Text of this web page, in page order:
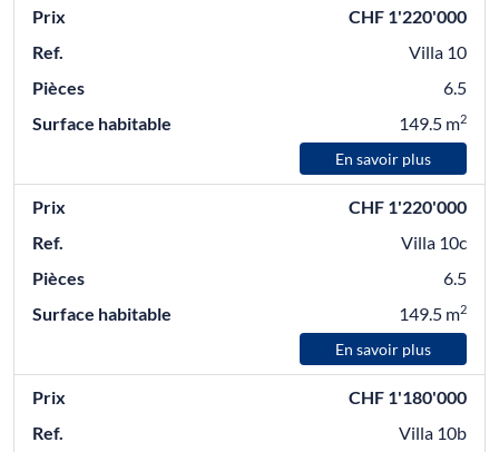
Ref.
Villa 10
Pièces
6.5
Surface habitable
149.5 m2
Prix CHF 1'220'000
En savoir plus
Ref.
Villa 10c
Pièces
6.5
Surface habitable
149.5 m2
Prix CHF 1'220'000
En savoir plus
Ref.
Villa 10b
Prix CHF 1'180'000